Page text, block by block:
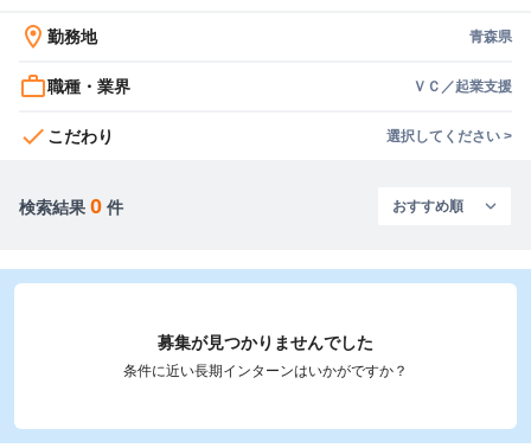
location_on 勤務地 青森県
work_outline職種・業界 ＶＣ／起業支援
check こだわり 選択してください >
検索結果 0 件
募集が見つかりませんでした
条件に近い長期インターンはいかがですか？